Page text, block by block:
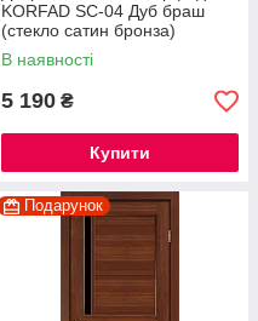
KORFAD SC-04 Дуб браш
(стекло сатин бронза)
В наявності
5 190 ₴
Купити
Подарунок